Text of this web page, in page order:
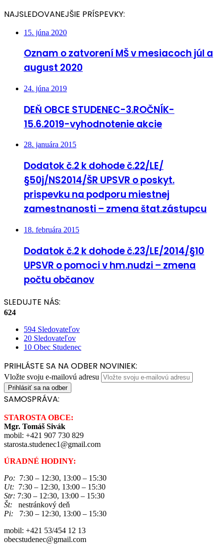
NAJSLEDOVANEJŠIE PRÍSPEVKY:
15. júna 2020
Oznam o zatvorení MŠ v mesiacoch júl a
august 2020
24. júna 2019
DEŇ OBCE STUDENEC-3.ROČNÍK-
15.6.2019-vyhodnotenie akcie
28. januára 2015
Dodatok č.2 k dohode č.22/LE/
§50j/NS2014/ŠR UPSVR o poskyt.
prispevku na podporu miestnej
zamestnanosti – zmena štat.zástupcu
18. februára 2015
Dodatok č.2 k dohode č.23/LE/2014/§10
UPSVR o pomoci v hm.nudzi – zmena
počtu občanov
SLEDUJTE NÁS:
624
594 Sledovateľov
20 Sledovateľov
10 Obec Studenec
PRIHLÁSTE SA NA ODBER NOVINIEK:
Vložte svoju e-mailovú adresu
SAMOSPRÁVA:
STAROSTA OBCE:
Mgr. Tomáš Sivák
mobil: +421 907 730 829
starosta.studenec1@gmail.com
ÚRADNÉ HODINY:
Po: 7:30 – 12:30, 13:00 – 15:30
Ut: 7:30 – 12:30, 13:00 – 15:30
Str: 7:30 – 12:30, 13:00 – 15:30
Št: nestránkový deň
Pi: 7:30 – 12:30, 13:00 – 15:30
mobil: +421 53/454 12 13
obecstudenec@gmail.com